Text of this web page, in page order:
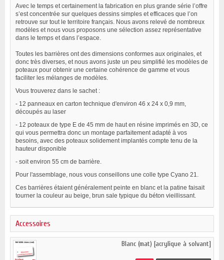
Avec le temps et certainement la fabrication en plus grande série l’offre
s’est concentrée sur quelques dessins simples et efficaces que l’on
retrouve sur tout le territoire français. Nous avons relevé de nombreux
modèles et nous vous proposons une sélection assez représentative
dans le temps et dans l’espace.
Toutes les barrières ont des dimensions conformes aux originales, et
donc très diverses, et nous avons juste un peu simplifié les modèles de
poteaux pour obtenir une certaine cohérence de gamme et vous
faciliter les mélanges de modèles.
Vous trouverez dans le sachet :
- 12 panneaux en carton technique d'environ 46 x 24 x 0,9 mm,
découpés au laser
- 12 poteaux de type E de 45 mm de haut en résine imprimés en 3D, ce
qui vous permettra donc un montage parfaitement adapté à vos
besoins, avec des poteaux solidement implantés compte tenu de la
hauteur disponible
- soit environ 55 cm de barrière.
Pour l'assemblage, nous vous conseillons une colle type Cyano 21.
Ces barrières étaient généralement peinte en blanc et la patine faisait
tourner la couleur au beige, brun sale typique du béton vieillissant.
Accessoires
Blanc (mat) [acrylique à solvant]